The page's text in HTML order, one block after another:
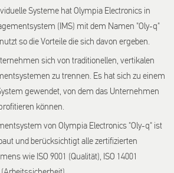
Systeme hat Olympia Electronics in
(IMS) mit dem Namen "Oly-q"
so die Vorteile die sich davon ergeben.
sich von traditionellen, vertikalen
zu trennen. Es hat sich zu einem
gewendet, von dem das Unternehmen
können.
von Olympia Electronics "Oly-q" ist
und berücksichtigt alle zertifizierten
wie ISO 9001 (Qualität), ISO 14001